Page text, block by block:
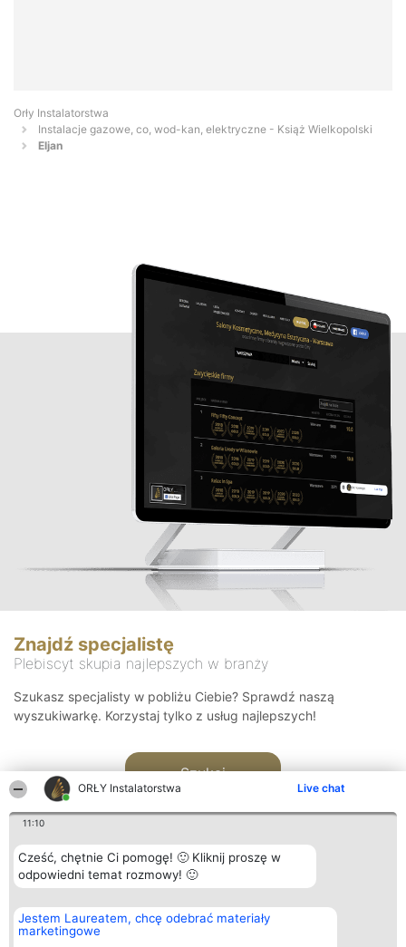
ORŁY Instalatorstwa Live chat
11:10
Cześć, chętnie Ci pomogę! 🙂 Kliknij proszę w
odpowiedni temat rozmowy! 🙂
Jestem Laureatem, chcę odebrać materiały
marketingowe
Orły Instalatorstwa
Instalacje gazowe, co, wod-kan, elektryczne - Książ Wielkopolski
Eljan
Znajdź specjalistę
Plebiscyt skupia najlepszych w branży
Szukasz specjalisty w pobliżu Ciebie? Sprawdź naszą
wyszukiwarkę. Korzystaj tylko z usług najlepszych!
Szukaj
Organizator plebiscytu
Bright Side Solutions sp. z o.
o. sp. k.
Plebiscyt
Laureaci
Kontakt
Kontakt